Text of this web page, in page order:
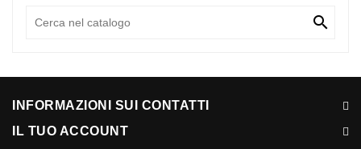

INFORMAZIONI SUI CONTATTI
IL TUO ACCOUNT